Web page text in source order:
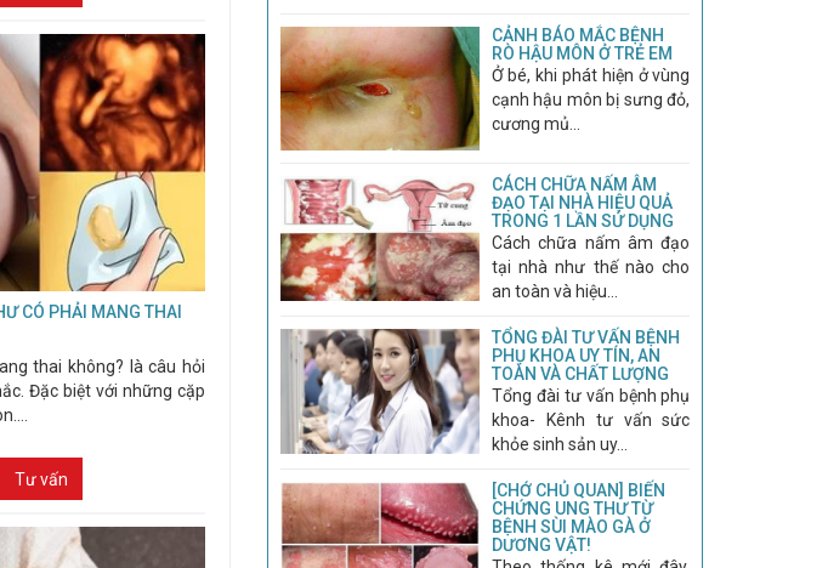
CÓ PHẢI MANG THAI
thai không? là câu hỏi
Đặc biệt với những cặp
Tư vấn
CẢNH BÁO MẮC BỆNH
RÒ HẬU MÔN Ở TRẺ EM
Ở bé, khi phát hiện ở vùng
cạnh hậu môn bị sưng đỏ,
cương mủ...
CÁCH CHỮA NẤM ÂM
ĐẠO TẠI NHÀ HIỆU QUẢ
TRONG 1 LẦN SỬ DỤNG
Cách chữa nấm âm đạo
tại nhà như thế nào cho
an toàn và hiệu...
TỔNG ĐÀI TƯ VẤN BỆNH
PHỤ KHOA UY TÍN, AN
TOÀN VÀ CHẤT LƯỢNG
Tổng đài tư vấn bệnh phụ
khoa- Kênh tư vấn sức
khỏe sinh sản uy...
[CHỚ CHỦ QUAN] BIẾN
CHỨNG UNG THƯ TỪ
BỆNH SÙI MÀO GÀ Ở
DƯƠNG VẬT!